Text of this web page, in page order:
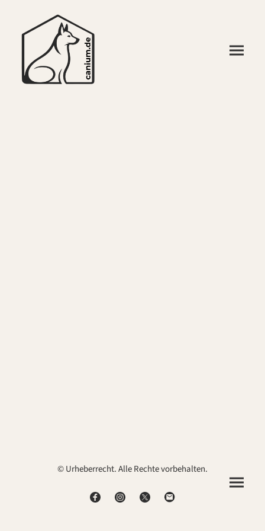
© Urheberrecht. Alle Rechte vorbehalten.